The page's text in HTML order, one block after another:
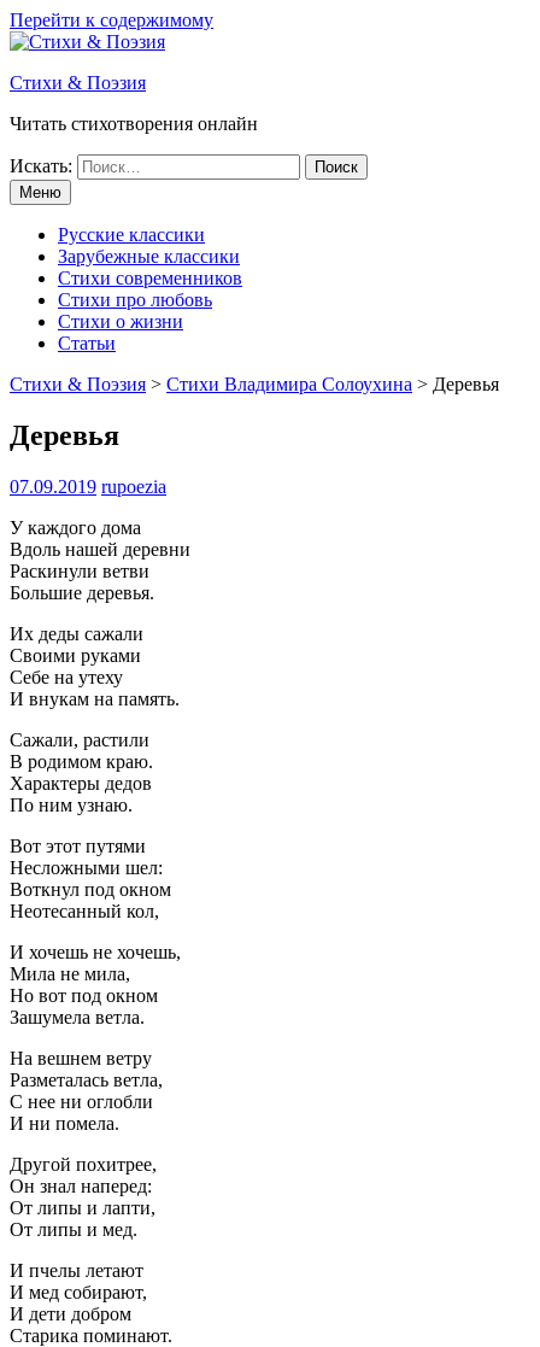
Перейти к содержимому
Стихи & Поэзия
Читать стихотворения онлайн
Искать:
Меню
Русские классики
Зарубежные классики
Стихи современников
Стихи про любовь
Стихи о жизни
Статьи
Стихи & Поэзия > Стихи Владимира Солоухина > Деревья
Деревья
07.09.2019 rupoezia
У каждого дома
Вдоль нашей деревни
Раскинули ветви
Большие деревья.
Их деды сажали
Своими руками
Себе на утеху
И внукам на память.
Сажали, растили
В родимом краю.
Характеры дедов
По ним узнаю.
Вот этот путями
Несложными шел:
Воткнул под окном
Неотесанный кол,
И хочешь не хочешь,
Мила не мила,
Но вот под окном
Зашумела ветла.
На вешнем ветру
Разметалась ветла,
С нее ни оглобли
И ни помела.
Другой похитрее,
Он знал наперед:
От липы и лапти,
От липы и мед.
И пчелы летают
И мед собирают,
И дети добром
Старика поминают.